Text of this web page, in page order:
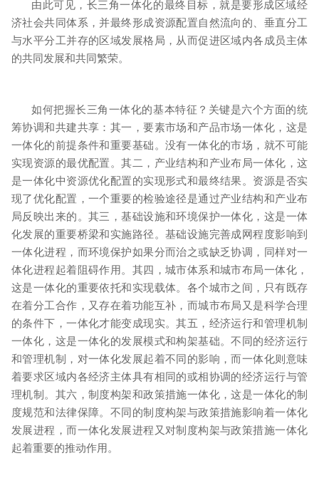
由此可见，长三角一体化的最终目标，就是要形成区域经
济社会共同体系，并最终形成资源配置自然流向的、垂直分工
与水平分工并存的区域发展格局，从而促进区域内各成员主体
的共同发展和共同繁荣。
如何把握长三角一体化的基本特征？关键是六个方面的统
筹协调和共建共享：其一，要素市场和产品市场一体化，这是
一体化的前提条件和重要基础。没有一体化的市场，就不可能
实现资源的最优配置。其二，产业结构和产业布局一体化，这
是一体化中资源优化配置的实现形式和最终结果。资源是否实
现了优化配置，一个重要的检验途径是通过产业结构和产业布
局反映出来的。其三，基础设施和环境保护一体化，这是一体
化发展的重要桥梁和实施路径。基础设施完善成网程度影响到
一体化进程，而环境保护如果分而治之或缺乏协调，同样对一
体化进程起着阻碍作用。其四，城市体系和城市布局一体化，
这是一体化的重要依托和实现载体。各个城市之间，只有既存
在着分工合作，又存在着功能互补，而城市布局又是科学合理
的条件下，一体化才能变成现实。其五，经济运行和管理机制
一体化，这是一体化的发展模式和构架基础。不同的经济运行
和管理机制，对一体化发展起着不同的影响，而一体化则意味
着要求区域内各经济主体具有相同的或相协调的经济运行与管
理机制。其六，制度构架和政策措施一体化，这是一体化的制
度规范和法律保障。不同的制度构架与政策措施影响着一体化
发展进程，而一体化发展进程又对制度构架与政策措施一体化
起着重要的推动作用。